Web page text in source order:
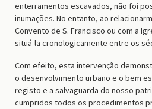
enterramentos escavados, não foi
inumações. No entanto, ao
Convento de S. Francisco ou com a
situá-la cronologicamente entre os
Com efeito, esta intervenção
o desenvolvimento urbano e o bem
registo e a salvaguarda do nosso
cumpridos todos os procedimentos